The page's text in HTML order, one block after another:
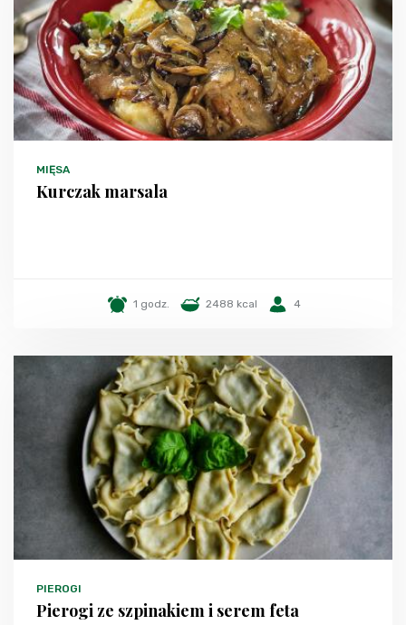
MIĘSA
Kurczak marsala
1 godz. 2488 kcal 4
PIEROGI
Pierogi ze szpinakiem i serem feta